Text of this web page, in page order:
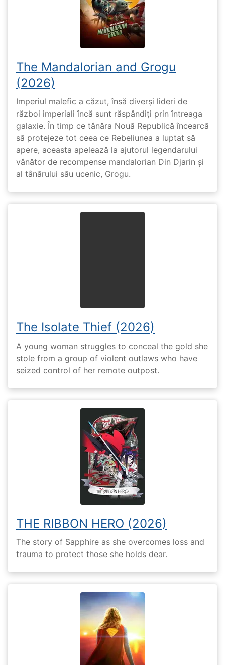
The Mandalorian and Grogu
(2026)
Imperiul malefic a căzut, însă diverși lideri de
război imperiali încă sunt răspândiți prin întreaga
galaxie. În timp ce tânăra Nouă Republică încearcă
să protejeze tot ceea ce Rebeliunea a luptat să
apere, aceasta apelează la ajutorul legendarului
vânător de recompense mandalorian Din Djarin și
al tânărului său ucenic, Grogu.
The Isolate Thief (2026)
A young woman struggles to conceal the gold she
stole from a group of violent outlaws who have
seized control of her remote outpost.
THE RIBBON HERO (2026)
The story of Sapphire as she overcomes loss and
trauma to protect those she holds dear.